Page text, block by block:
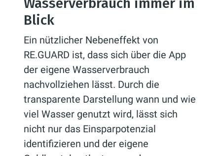
Wasserverbrauch immer im
Blick
Ein nützlicher Nebeneffekt von
RE.GUARD ist, dass sich über die App
der eigene Wasserverbrauch
nachvollziehen lässt. Durch die
transparente Darstellung wann und wie
viel Wasser genutzt wird, lässt sich
nicht nur das Einsparpotenzial
identifizieren und der eigene